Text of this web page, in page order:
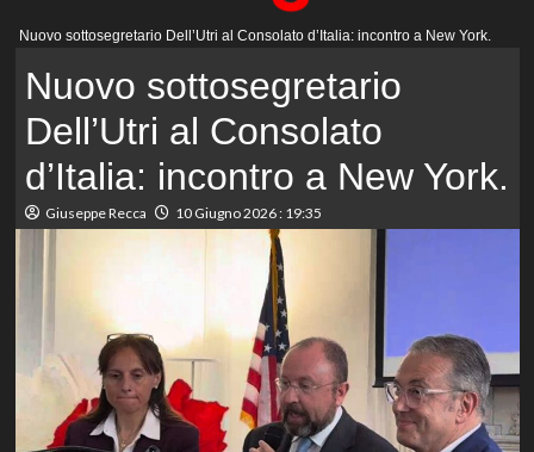
Nuovo sottosegretario Dell’Utri al Consolato d’Italia: incontro a New York.
Nuovo sottosegretario
Dell’Utri al Consolato
d’Italia: incontro a New York.
Giuseppe Recca 10 Giugno 2026 : 19:35